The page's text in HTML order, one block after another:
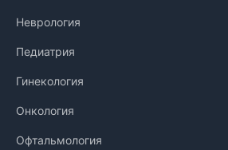
Неврология
Педиатрия
Гинекология
Онкология
Офтальмология